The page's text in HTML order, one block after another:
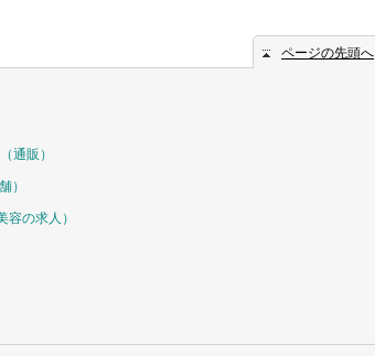
ページの先頭へ
（通販）
）
容の求人）